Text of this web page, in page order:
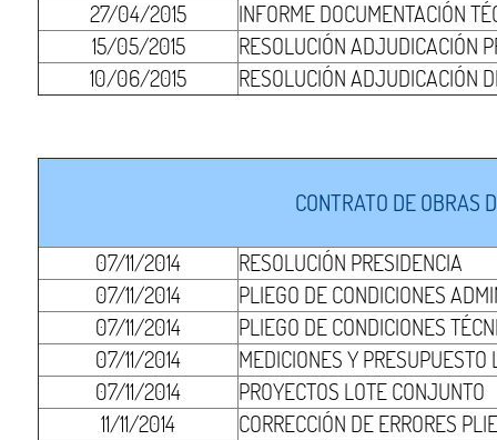
27/04/2015
INFORME DOCUMENTACIÓN
15/05/2015
RESOLUCIÓN ADJUDICACIÓN
10/06/2015
RESOLUCIÓN ADJUDICACIÓN
CONTRATO DE OBRAS
07/11/2014
RESOLUCIÓN PRESIDENCIA
07/11/2014
PLIEGO DE CONDICIONES
07/11/2014
PLIEGO DE CONDICIONES
07/11/2014
MEDICIONES Y PRESUPUESTO
07/11/2014
PROYECTOS LOTE CONJUNTO
11/11/2014
CORRECCIÓN DE ERRORES